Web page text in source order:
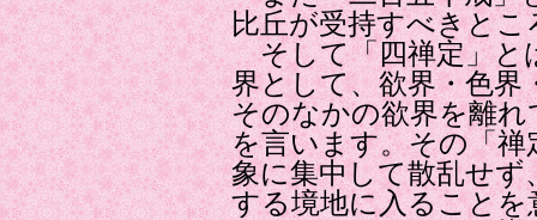
比丘が受持すべきと
そして「四禅定」と
界として、欲界・色界
そのなかの欲界を離
を言います。その「
象に集中して散乱せず
する境地に入ることを